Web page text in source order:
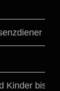
Kinder bis